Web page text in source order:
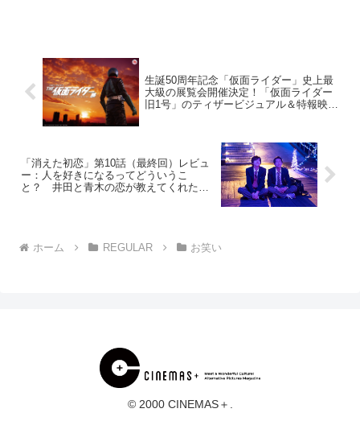
生誕50周年記念「仮面ライダー」史上最
大級の展覧会開催決定！「仮面ライダー
旧1号」のティザービジュアル＆特報映像
「消えた初恋」第10話（最終回）レビュ
ー：人を好きになるってどういうこ
と？ 井田と青木の恋が教えてくれたこ
ホーム REGULAR お笑い
© 2000 CINEMAS＋.